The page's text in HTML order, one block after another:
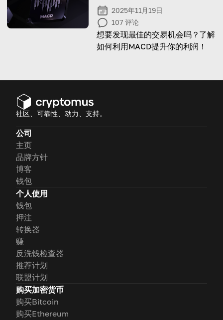
2025年11月19日
107 评论
想要发现最佳的交易机会吗？了解
如何利用MACD提升你的利润！
社区、可靠性、动力、支持。
公司
主页
品牌方针
博客
钱包
个人使用
钱包
押注
转换器
赚
反洗钱检查器
推荐计划
联盟计划
购买加密货币
购买Bitcoin
购买Ethereum